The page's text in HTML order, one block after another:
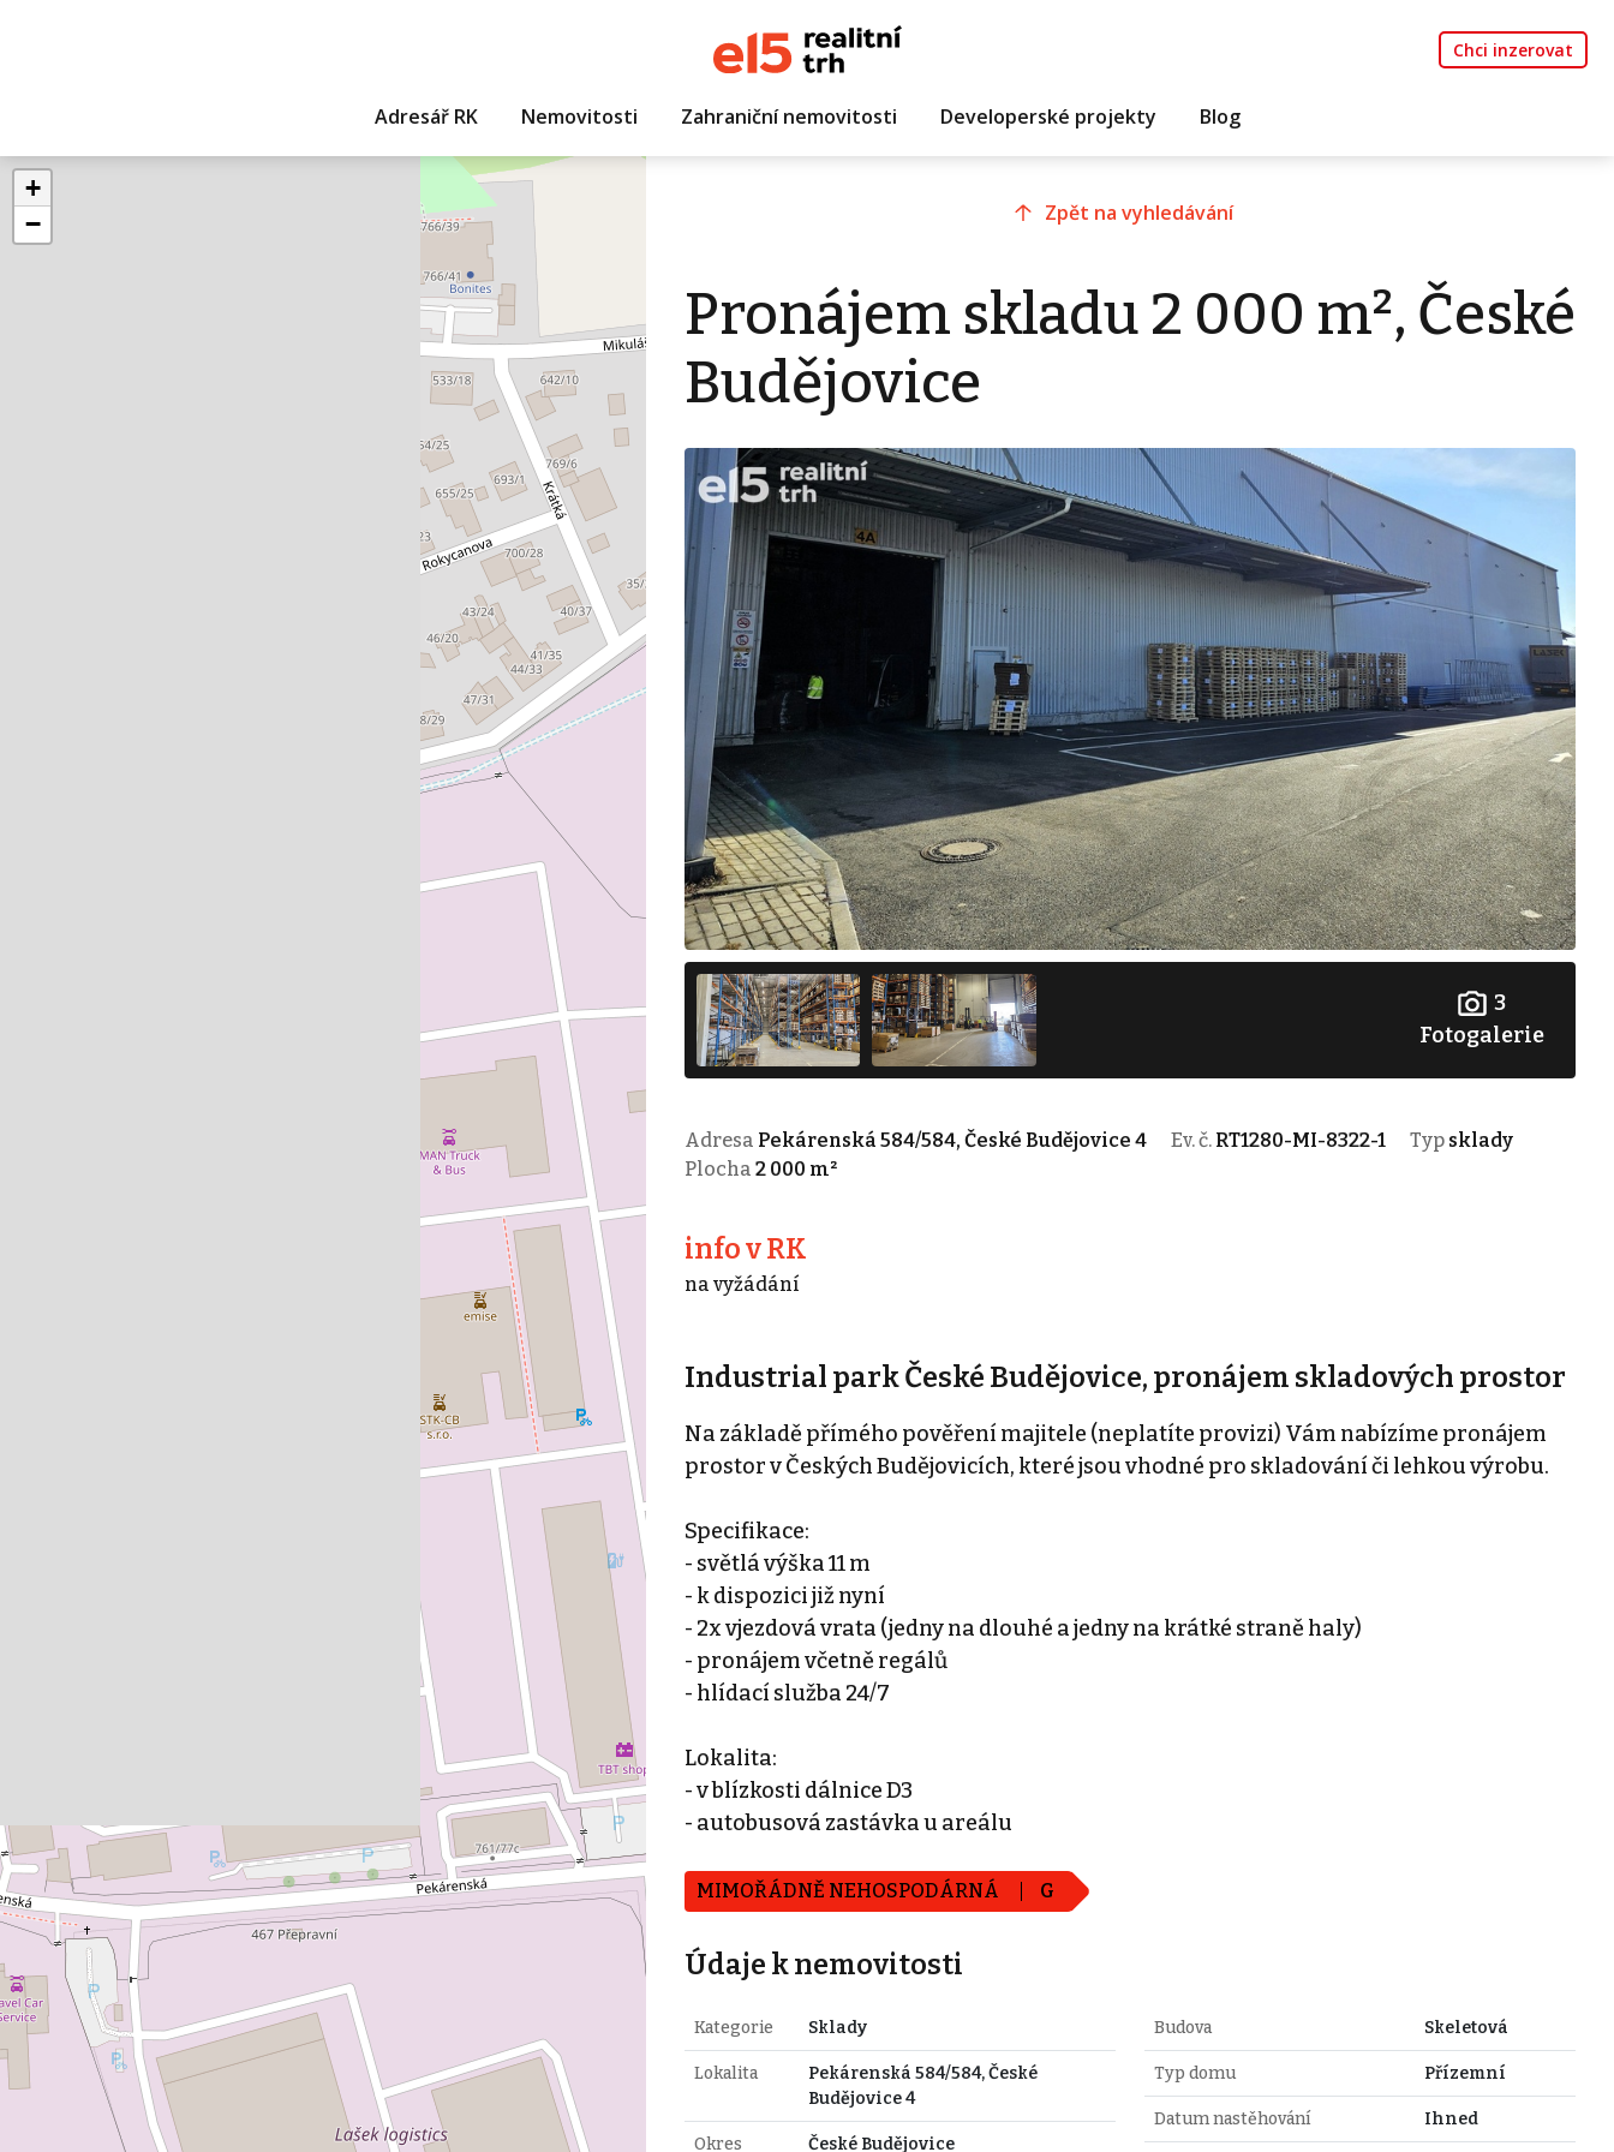
Chci inzerovat
Adresář RK Nemovitosti Zahraniční nemovitosti Developerské projekty Blog
+
−
Zpět na vyhledávání
Pronájem skladu 2 000 m², České
Budějovice
3
Fotogalerie
Adresa Pekárenská 584/584, České Budějovice 4 Ev. č. RT1280-MI-8322-1 Typ sklady
Plocha 2 000 m²
info v RK
na vyžádání
Industrial park České Budějovice, pronájem skladových prostor
Na základě přímého pověření majitele (neplatíte provizi) Vám nabízíme pronájem
prostor v Českých Budějovicích, které jsou vhodné pro skladování či lehkou výrobu.
Specifikace:
- světlá výška 11 m
- k dispozici již nyní
- 2x vjezdová vrata (jedny na dlouhé a jedny na krátké straně haly)
- pronájem včetně regálů
- hlídací služba 24/7
Lokalita:
- v blízkosti dálnice D3
- autobusová zastávka u areálu
MIMOŘÁDNĚ NEHOSPODÁRNÁ G
Údaje k nemovitosti
Kategorie Sklady
Lokalita
Pekárenská 584/584, České
Budějovice 4
Okres České Budějovice
Budova Skeletová
Typ domu Přízemní
Datum nastěhování Ihned